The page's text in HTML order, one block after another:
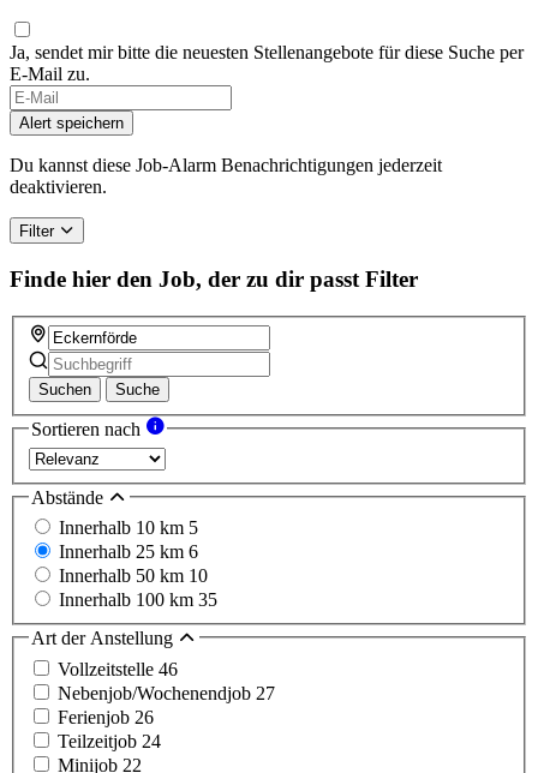
Ja, sendet mir bitte die neuesten Stellenangebote für diese Suche per
E-Mail zu.
Alert speichern
Du kannst diese Job-Alarm Benachrichtigungen jederzeit
deaktivieren.
Filter
Finde hier den Job, der zu dir passt Filter
Suchen Suche
Sortieren nach
Abstände
Innerhalb 10 km 5
Innerhalb 25 km 6
Innerhalb 50 km 10
Innerhalb 100 km 35
Art der Anstellung
Vollzeitstelle 46
Nebenjob/Wochenendjob 27
Ferienjob 26
Teilzeitjob 24
Minijob 22